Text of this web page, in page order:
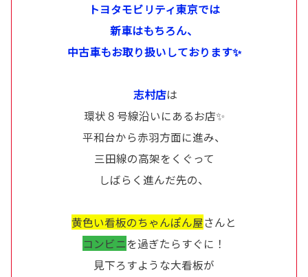
トヨタモビリティ東京では
新車はもちろん、
中古車もお取り扱いしております✨
志村店は
環状８号線沿いにあるお店✨
平和台から赤羽方面に進み、
三田線の高架をくぐって
しばらく進んだ先の、
黄色い看板のちゃんぽん屋さんと
コンビニを過ぎたらすぐに！
見下ろすような大看板が